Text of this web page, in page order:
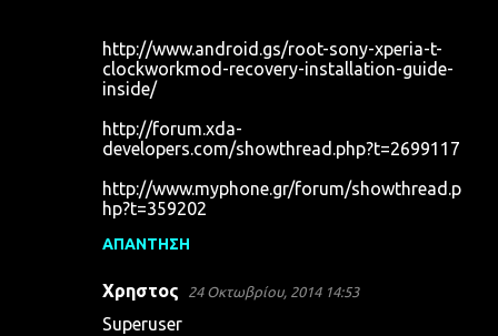
http://www.android.gs/root-sony-xperia-t-
clockworkmod-recovery-installation-guide-
inside/
http://forum.xda-
developers.com/showthread.php?t=2699117
http://www.myphone.gr/forum/showthread.p
hp?t=359202
ΑΠΆΝΤΗΣΗ
Χρηστος 24 Οκτωβρίου, 2014 14:53
Superuser